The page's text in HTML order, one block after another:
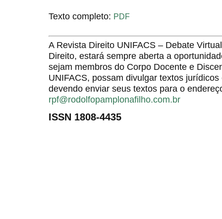
Texto completo: PDF
A Revista Direito UNIFACS – Debate
Direito, estará sempre aberta a
sejam membros do Corpo Docente e
UNIFACS, possam divulgar textos
devendo enviar seus textos para o
rpf@rodolfopamplonafilho.com.br
ISSN 1808-4435